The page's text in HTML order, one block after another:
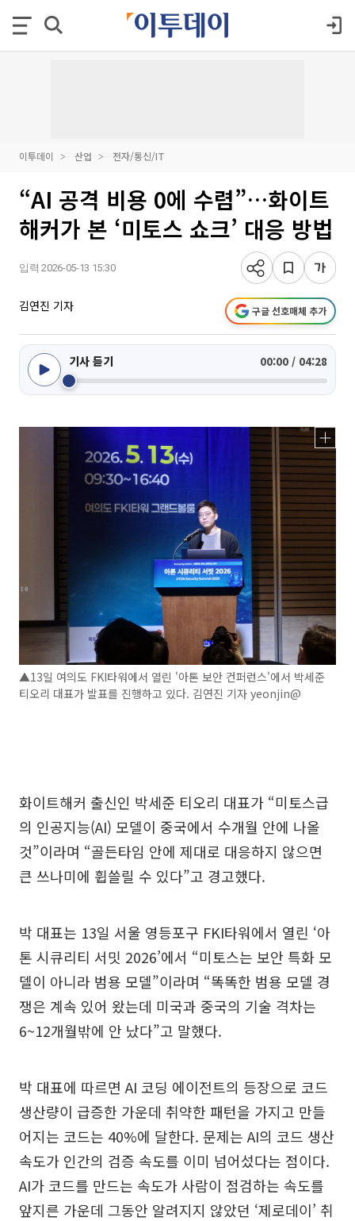
이투데이 산업 전자/통신/IT
“AI 공격 비용 0에 수렴”…화이트
해커가 본 ‘미토스 쇼크’ 대응 방법
입력 2026-05-13 15:30
김연진 기자 구글 선호매체 추가
기사 듣기 00:00 / 04:28
▲13일 여의도 FKI타워에서 열린 '아톤 보안 컨퍼런스'에서 박세준
티오리 대표가 발표를 진행하고 있다. 김연진 기자 yeonjin@
화이트해커 출신인 박세준 티오리 대표가 “미토스급
의 인공지능(AI) 모델이 중국에서 수개월 안에 나올
것”이라며 “골든타임 안에 제대로 대응하지 않으면
큰 쓰나미에 휩쓸릴 수 있다”고 경고했다.
박 대표는 13일 서울 영등포구 FKI타워에서 열린 ‘아
톤 시큐리티 서밋 2026’에서 “미토스는 보안 특화 모
델이 아니라 범용 모델”이라며 “똑똑한 범용 모델 경
쟁은 계속 있어 왔는데 미국과 중국의 기술 격차는
6~12개월밖에 안 났다”고 말했다.
박 대표에 따르면 AI 코딩 에이전트의 등장으로 코드
생산량이 급증한 가운데 취약한 패턴을 가지고 만들
어지는 코드는 40%에 달한다. 문제는 AI의 코드 생산
속도가 인간의 검증 속도를 이미 넘어섰다는 점이다.
AI가 코드를 만드는 속도가 사람이 점검하는 속도를
앞지른 가운데 그동안 알려지지 않았던 ‘제로데이’ 취